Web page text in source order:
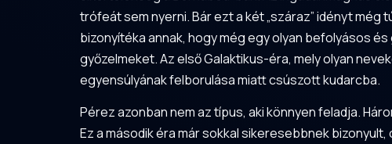
trófeát sem nyerni. Bár ezt a két „száraz” idényt
bizonyítéka annak, hogy még egy olyan befolyásos
győzelmeket. Az első Galaktikus-éra, mely olyan
egyensúlyának felborulása miatt csúszott kudarcba.
Pérez azonban nem az típus, aki könnyen feladja.
Ez a második éra már sokkal sikeresebbnek